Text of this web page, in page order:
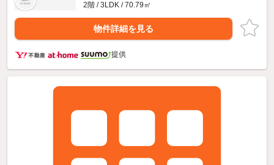
2階 / 3LDK / 70.79㎡
物件詳細を見る
提供